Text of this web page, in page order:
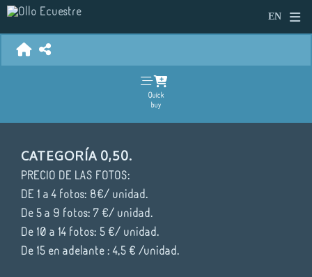
Quick
buy
CATEGORÍA 0,50.
PRECIO DE LAS FOTOS:
DE 1 a 4 fotos: 8€/ unidad.
De 5 a 9 fotos: 7 €/ unidad.
De 10 a 14 fotos: 5 €/ unidad.
De 15 en adelante : 4,5 € /unidad.